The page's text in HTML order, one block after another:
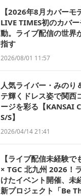
【2026年8月カバーモ
LIVE TIMES初のカバ
動。ライブ配信の世界
指す
2026/08/01 11:57
人気ライバー・みのり
テ輝くドレス姿で関西
ージを彩る【KANSAI
S/S】
2026/04/14 21:41
【ライブ配信未経験
× TGC 北九州 2026！
けたイベント開催、未
新プロジェクト「Be